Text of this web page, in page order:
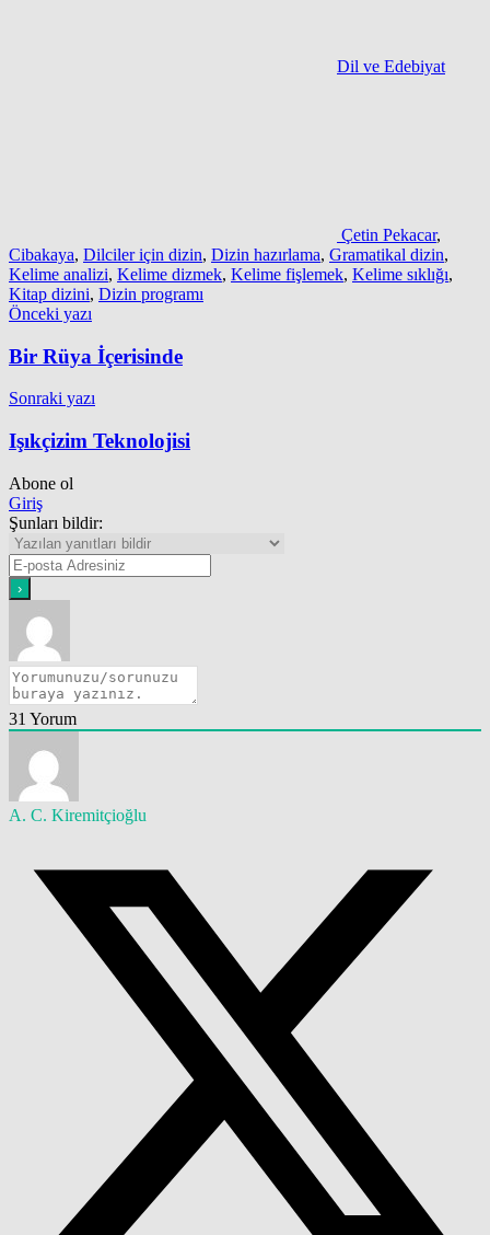
Dil ve Edebiyat
Çetin Pekacar,
Cibakaya, Dilciler için dizin, Dizin hazırlama, Gramatikal dizin,
Kelime analizi, Kelime dizmek, Kelime fişlemek, Kelime sıklığı,
Kitap dizini, Dizin programı
Yazı
gezinmesi
Önceki yazı
Bir Rüya İçerisinde
Sonraki yazı
Işıkçizim Teknolojisi
Abone ol
Giriş
Şunları bildir:
31 Yorum
A. C. Kiremitçioğlu